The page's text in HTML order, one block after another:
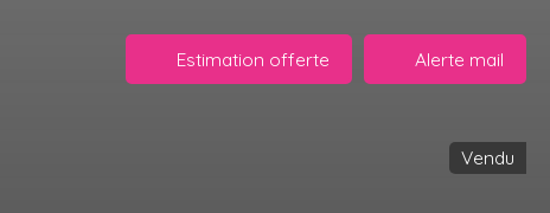
Estimation offerte Alerte mail
Vendu